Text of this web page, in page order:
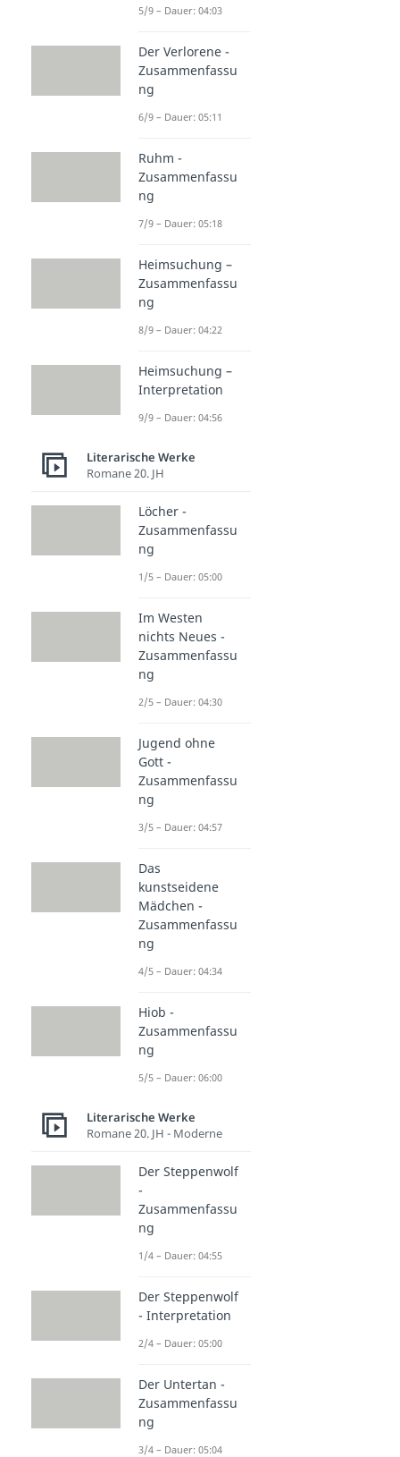
5/9 – Dauer: 04:03
Der Verlorene -
Zusammenfassu
ng
6/9 – Dauer: 05:11
Ruhm -
Zusammenfassu
ng
7/9 – Dauer: 05:18
Heimsuchung –
Zusammenfassu
ng
8/9 – Dauer: 04:22
Heimsuchung –
Interpretation
9/9 – Dauer: 04:56
Literarische Werke
Romane 20. JH
Löcher -
Zusammenfassu
ng
1/5 – Dauer: 05:00
Im Westen
nichts Neues -
Zusammenfassu
ng
2/5 – Dauer: 04:30
Jugend ohne
Gott -
Zusammenfassu
ng
3/5 – Dauer: 04:57
Das
kunstseidene
Mädchen -
Zusammenfassu
ng
4/5 – Dauer: 04:34
Hiob -
Zusammenfassu
ng
5/5 – Dauer: 06:00
Literarische Werke
Romane 20. JH - Moderne
Der Steppenwolf
-
Zusammenfassu
ng
1/4 – Dauer: 04:55
Der Steppenwolf
- Interpretation
2/4 – Dauer: 05:00
Der Untertan -
Zusammenfassu
ng
3/4 – Dauer: 05:04